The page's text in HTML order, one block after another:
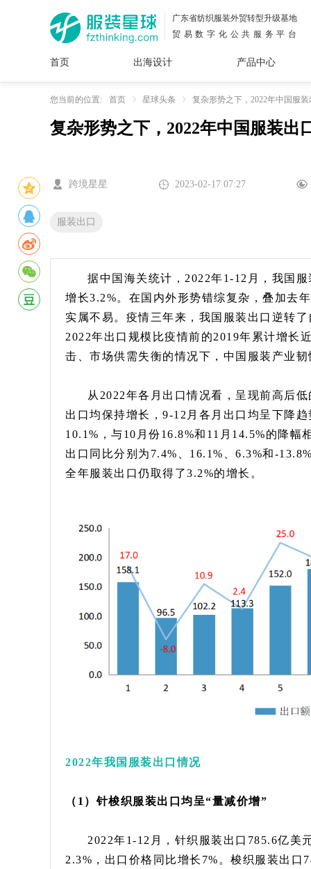
广东省纺织服装外贸转型升级基地
贸易数字化公共服务平台
首页 出海设计
面料
花型
插画
图案
服装
设计
产品中心
女装
内衣
男装
运动
服
童装
牛仔
服装
您当前的位置: 首页 星球头条 复杂形势之下，2022年中国服
复杂形势之下，2022年中国服装出
跨境星星 2023-02-17 07:27
服装出口
据中国海关统计，2022年1-12月，我国
增长3.2%。在国内外形势错综复杂，叠加去
实属不易。疫情三年来，我国服装出口逆转
2022年出口规模比疫情前的2019年累计增长
击、市场供需失衡的情况下，中国服装产业
从2022年各月出口情况看，呈现前高后
出口均保持增长，9-12月各月出口均呈下降
10.1%，与10月份16.8%和11月14.5%的降
出口同比分别为7.4%、16.1%、6.3%和-
全年服装出口仍取得了3.2%的增长。
2022年我国服装出口情况
（1）针梭织服装出口均呈“量减价增”
2022年1-12月，针织服装出口785.6亿美
2.3%，出口价格同比增长7%。梭织服装出